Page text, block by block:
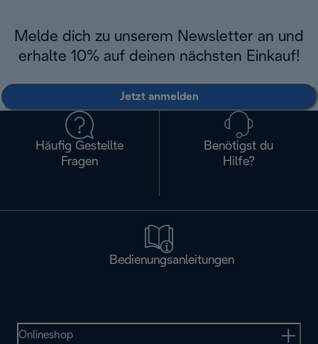
Melde dich zu unserem Newsletter an und
erhalte 10% auf deinen nächsten Einkauf!
Jetzt anmelden
Häufig Gestellte
Fragen
Benötigst du
Hilfe?
Bedienungsanleitungen
Onlineshop